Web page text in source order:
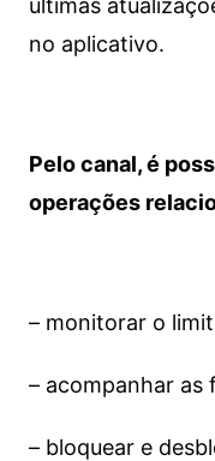
últimas
no aplicativo.
Pelo canal, é
operações
– monitorar o
– acompanhar as
– bloquear e